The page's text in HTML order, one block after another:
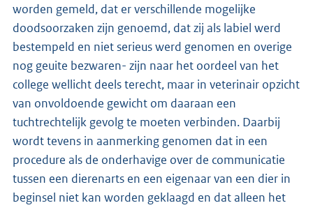
worden gemeld, dat er verschillende mogelijke
doodsoorzaken zijn genoemd, dat zij als labiel werd
bestempeld en niet serieus werd genomen en overige
nog geuite bezwaren- zijn naar het oordeel van het
college wellicht deels terecht, maar in veterinair opzicht
van onvoldoende gewicht om daaraan een
tuchtrechtelijk gevolg te moeten verbinden. Daarbij
wordt tevens in aanmerking genomen dat in een
procedure als de onderhavige over de communicatie
tussen een dierenarts en een eigenaar van een dier in
beginsel niet kan worden geklaagd en dat alleen het